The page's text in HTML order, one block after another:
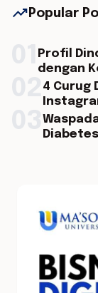
trending_up Popular
Profil
dengan
4 Curug
Diabetes